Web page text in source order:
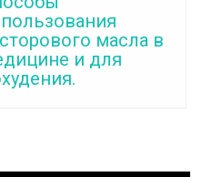
масла в
и для